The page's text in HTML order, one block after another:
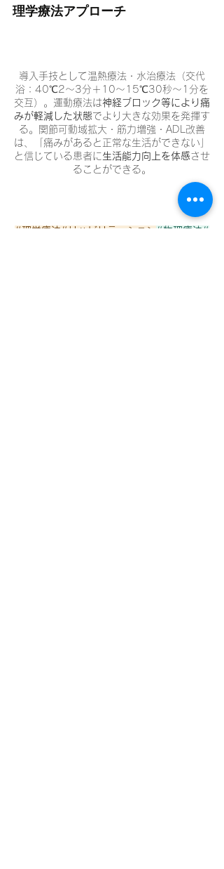
理学療法アプローチ
導入手技として温熱療法・水治療法（交代
浴：40℃2〜3分＋10〜15℃30秒〜1分を
交互）。運動療法は神経ブロック等により痛
みが軽減した状態でより大きな効果を発揮す
る。関節可動域拡大・筋力増強・ADL改善
は、「痛みがあると正常な生活ができない」
と信じている患者に生活能力向上を体感させ
ることができる。
#理学療法#リハビリテーション#物理療法#